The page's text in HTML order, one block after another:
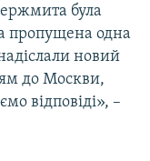
була
пропущена одна
новий
до Москви,
відповіді», –